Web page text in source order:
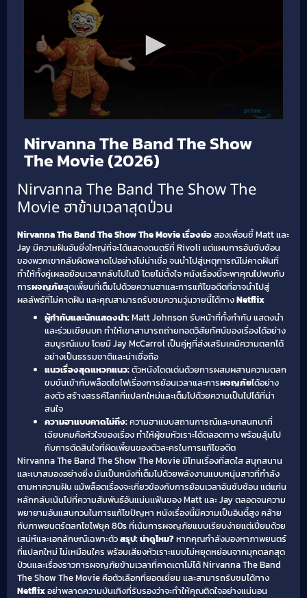
Nirvanna The Band The Show
The Movie (2026)
Nirvanna The Band The Show The
Movie ฮาข้ามเวลาสุดป่วน
Nirvanna The Band The Show The Movie เรื่องย่อสองเพื่อนซี้ Matt และ
Jay มีความฝันอันยิ่งใหญ่ที่จะได้แสดงดนตรีที่ Rivoli แต่แผนการอันซับซ้อน
ของพวกเขากลับผิดพลาดไปอย่างไม่น่าเชื่อ จนนำไปสู่เหตุการณ์ไม่คาดฝันที่
ทำให้ทั้งคู่เผลอย้อนเวลากลับไปในปี โดยไม่ตั้งใจ หนังเรื่องนี้จะพาคุณไปพบกับ
การผจญภัยสุดเพี้ยนที่เต็มไปด้วยความฮาและการแก้ไขอดีตที่อาจนำไปสู่
ผลลัพธ์ที่ไม่คาดฝัน และคุณสามารถรับชมความวุ่นวายนี้ได้ทางNetflix
ผู้กำกับและนักแสดงนำ:Matt Johnson รับหน้าที่ทั้งกำกับ แสดงนำ
และร่วมเขียนบท ทำให้เขาสามารถถ่ายทอดวิสัยทัศน์ของเรื่องได้อย่าง
สมบูรณ์แบบ โดยมี Jay McCarrol เป็นคู่หูที่ส่งเสริมเคมีความตลกได้
อย่างเป็นธรรมชาติและน่าเชื่อถือ
แนวเรื่องสุดแหวกแนว:ตัวหนังโดดเด่นด้วยการผสมผสานความตลก
ขบขันเข้ากับพล็อตไซไฟเรื่องการย้อนเวลาและการผจญภัยได้อย่าง
ลงตัว สร้างสรรค์โลกที่แปลกใหม่และเต็มไปด้วยความเป็นไปได้ที่น่า
สนใจ
ความฮาแบบคาดไม่ถึง:ความฮาแบบสถานการณ์และบทสนทนาที่
เฉียบคมคือหัวใจของเรื่อง ทำให้ผู้ชมหัวเราะได้ตลอดทาง พร้อมลุ้นไป
กับการตัดสินใจที่ผิดเพี้ยนของตัวละครในการแก้ไขอดีต
Nirvanna The Band The Show The Movie มีโทนเรื่องที่สดใส สนุกสนาน
และเบาสมองอย่างยิ่ง มันเป็นหนังที่เต็มไปด้วยพลังงานแบบหนุ่มสาวที่กำลัง
ตามหาความฝัน แม้พล็อตเรื่องจะเกี่ยวข้องกับการย้อนเวลาอันซับซ้อน แต่แก่น
หลักกลับเน้นไปที่ความสัมพันธ์อันแน่นแฟ้นของ Matt และ Jay ตลอดจนความ
พยายามอันแสนกวนในการแก้ไขปัญหา หนังเรื่องนี้มีความเป็นอินดี้สูง คล้าย
กับภาพยนตร์ตลกไซไฟยุค 80s ที่เน้นการผจญภัยแบบเรียบง่ายแต่เปี่ยมด้วย
เสน่ห์และเอกลักษณ์เฉพาะตัวสรุป: น่าดูไหม?หากคุณกำลังมองหาภาพยนตร์
ที่แปลกใหม่ ไม่เหมือนใคร พร้อมเสียงหัวเราะแบบไม่หยุดหย่อนจากมุกตลกสุด
ป่วนและเรื่องราวการผจญภัยข้ามเวลาที่คาดเดาไม่ได้ Nirvanna The Band
The Show The Movie คือตัวเลือกที่ยอดเยี่ยม และสามารถรับชมได้ทาง
Netflixอย่าพลาดความบันเทิงที่รับรองว่าจะทำให้คุณติดใจอย่างแน่นอน